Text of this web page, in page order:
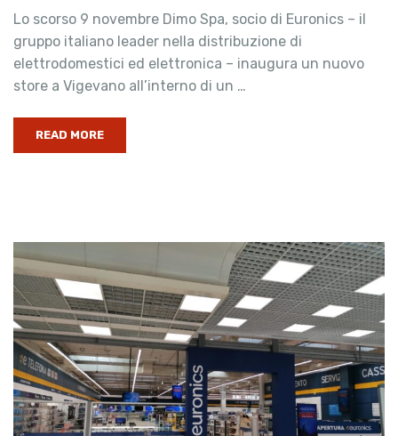
Lo scorso 9 novembre Dimo Spa, socio di Euronics – il
gruppo italiano leader nella distribuzione di
elettrodomestici ed elettronica – inaugura un nuovo
store a Vigevano all’interno di un …
READ MORE